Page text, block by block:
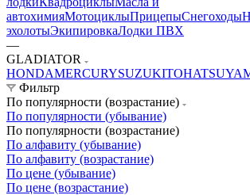
автохимияМотоциклыПрицепыСнегоходы
эхолотыЭкипировкаЛодки ПВХ
—
GLADIATOR
HONDAMERCURYSUZUKITOHATSU
Фильтр
По популярности (возрастание)
По популярности (убывание)
По популярности (возрастание)
По алфавиту (убывание)
По алфавиту (возрастание)
По цене (убывание)
По цене (возрастание)